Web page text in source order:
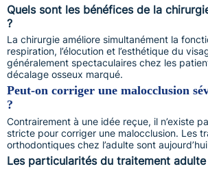
Quels sont les bénéfices de la
?
La chirurgie améliore simultanément la
respiration, l’élocution et l’esthétique du
généralement spectaculaires chez les
décalage osseux marqué.
Peut-on corriger une malocclusion
?
Contrairement à une idée reçue, il n’existe
stricte pour corriger une malocclusion. Les
orthodontiques chez l’adulte sont
Les particularités du traitement adulte